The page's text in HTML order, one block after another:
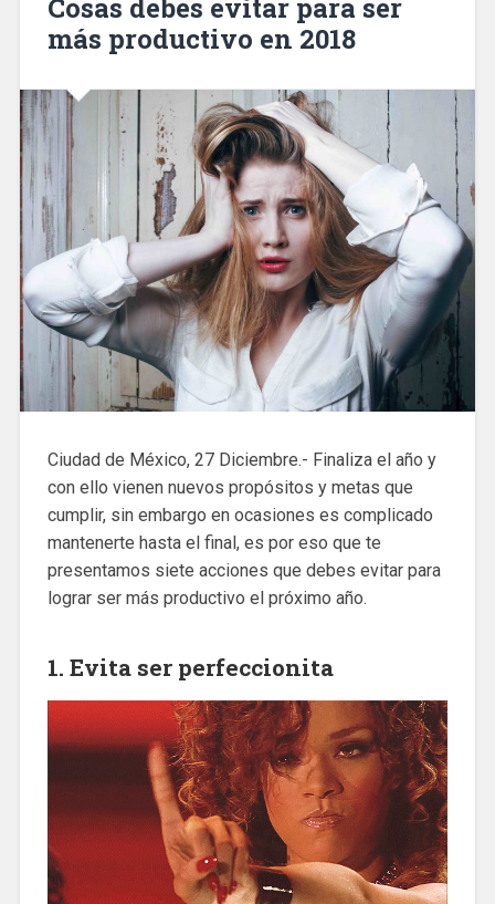
Cosas debes evitar para ser
más productivo en 2018
Ciudad de México, 27 Diciembre.- Finaliza el año y
con ello vienen nuevos propósitos y metas que
cumplir, sin embargo en ocasiones es complicado
mantenerte hasta el final, es por eso que te
presentamos siete acciones que debes evitar para
lograr ser más productivo el próximo año.
1. Evita ser perfeccionita